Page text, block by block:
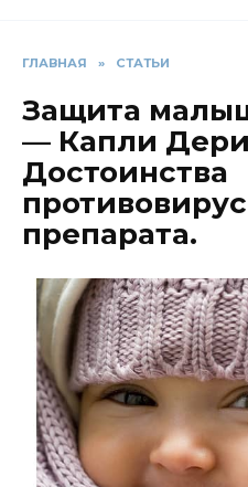
ГЛАВНАЯ » СТАТЬИ
Защита
— Капли
Достоинства
препарата.